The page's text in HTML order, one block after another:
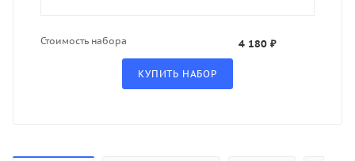
Стоимость набора 4 180 ₽